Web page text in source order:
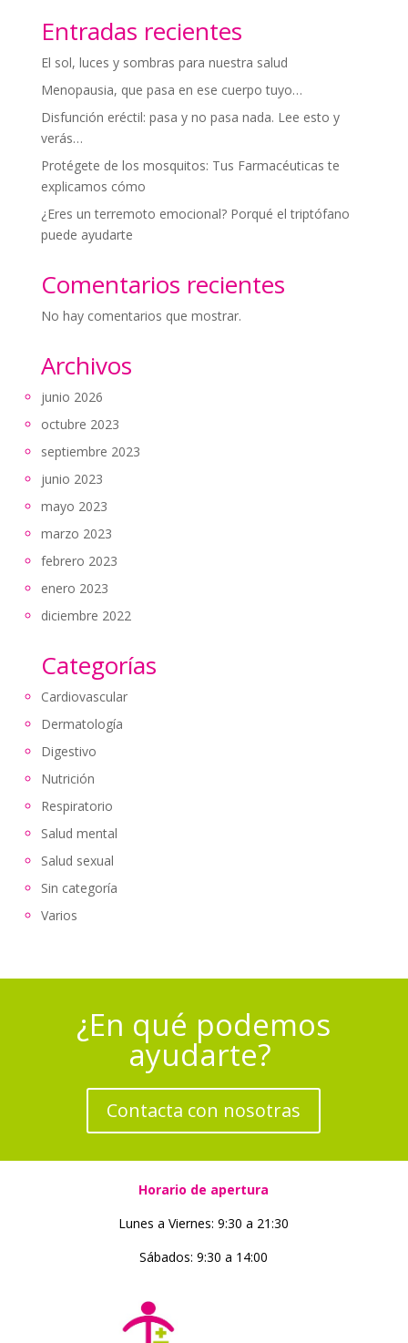
Entradas recientes
El sol, luces y sombras para nuestra salud
Menopausia, que pasa en ese cuerpo tuyo…
Disfunción eréctil: pasa y no pasa nada. Lee esto y
verás…
Protégete de los mosquitos: Tus Farmacéuticas te
explicamos cómo
¿Eres un terremoto emocional? Porqué el triptófano
puede ayudarte
Comentarios recientes
No hay comentarios que mostrar.
Archivos
junio 2026
octubre 2023
septiembre 2023
junio 2023
mayo 2023
marzo 2023
febrero 2023
enero 2023
diciembre 2022
Categorías
Cardiovascular
Dermatología
Digestivo
Nutrición
Respiratorio
Salud mental
Salud sexual
Sin categoría
Varios
¿En qué podemos
ayudarte?
Contacta con nosotras
Horario de apertura
Lunes a Viernes: 9:30 a 21:30
Sábados: 9:30 a 14:00